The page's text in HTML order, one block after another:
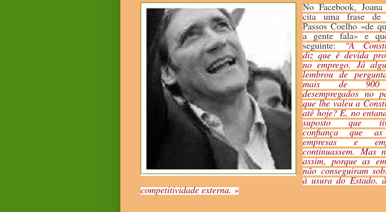
No Facebook,
cita uma frase de
Passos Coelho «de
a gente fala» e
seguinte:“A
diz que é devida
no emprego. Já
lembrou de
mais de
desempregados no
que lhe valeu a
até hoje? E, no
suposto que
confiança que
empresas e
continuassem. Mas
assim, porque as
não conseguiram
à usura do Estado,
competitividade externa. »